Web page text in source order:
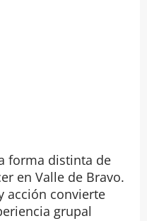
forma distinta de
en Valle de Bravo.
acción convierte
grupal